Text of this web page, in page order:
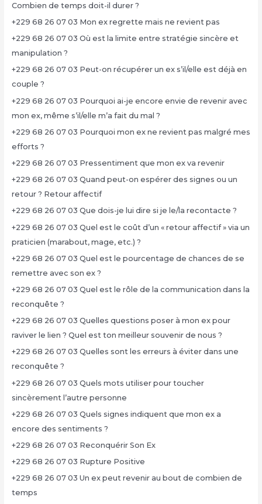
Combien de temps doit-il durer ?
+229 68 26 07 03 Mon ex regrette mais ne revient pas
+229 68 26 07 03 Où est la limite entre stratégie sincère et
manipulation ?
+229 68 26 07 03 Peut-on récupérer un ex s’il/elle est déjà en
couple ?
+229 68 26 07 03 Pourquoi ai-je encore envie de revenir avec
mon ex, même s’il/elle m’a fait du mal ?
+229 68 26 07 03 Pourquoi mon ex ne revient pas malgré mes
efforts ?
+229 68 26 07 03 Pressentiment que mon ex va revenir
+229 68 26 07 03 Quand peut-on espérer des signes ou un
retour ? Retour affectif
+229 68 26 07 03 Que dois-je lui dire si je le/la recontacte ?
+229 68 26 07 03 Quel est le coût d’un « retour affectif » via un
praticien (marabout, mage, etc.) ?
+229 68 26 07 03 Quel est le pourcentage de chances de se
remettre avec son ex ?
+229 68 26 07 03 Quel est le rôle de la communication dans la
reconquête ?
+229 68 26 07 03 Quelles questions poser à mon ex pour
raviver le lien ? Quel est ton meilleur souvenir de nous ?
+229 68 26 07 03 Quelles sont les erreurs à éviter dans une
reconquête ?
+229 68 26 07 03 Quels mots utiliser pour toucher
sincèrement l’autre personne
+229 68 26 07 03 Quels signes indiquent que mon ex a
encore des sentiments ?
+229 68 26 07 03 Reconquérir Son Ex
+229 68 26 07 03 Rupture Positive
+229 68 26 07 03 Un ex peut revenir au bout de combien de
temps